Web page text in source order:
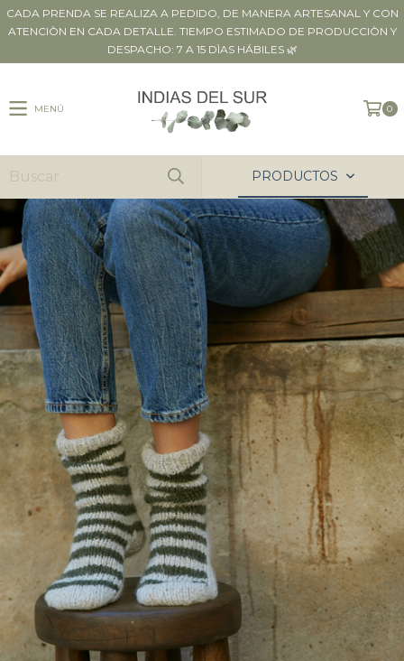
CADA PRENDA SE REALIZA A PEDIDO, DE MANERA ARTESANAL Y CON
ATENCIÒN EN CADA DETALLE. TIEMPO ESTIMADO DE PRODUCCIÒN Y
DESPACHO: 7 A 15 DÌAS HÁBILES 🌿
MENÚ 0
PRODUCTOS